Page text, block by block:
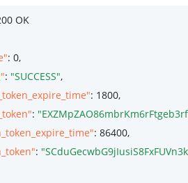
OK
: 0,
: "SUCCESS",
: 1800,
:
: 86400,
: